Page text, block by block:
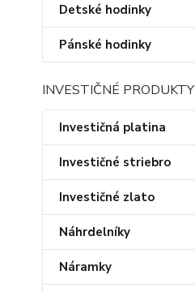
Detské hodinky
Pánské hodinky
INVESTIČNÉ PRODUKTY
Investičná platina
Investičné striebro
Investičné zlato
Náhrdelníky
Náramky